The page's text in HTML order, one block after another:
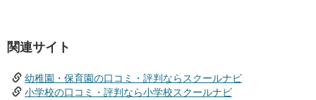
関連サイト
幼稚園・保育園の口コミ・評判ならスクールナビ
小学校の口コミ・評判なら小学校スクールナビ